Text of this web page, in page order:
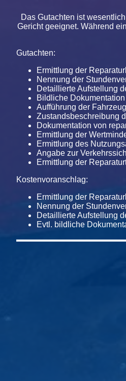
Das Gutachten ist
Gericht geeignet. Während
Gutachten:
Ermittlung der
Nennung der
Detaillierte Aufstellung
Bildliche
Aufführung der
Zustandsbeschreibung
Dokumentation von
Ermittlung der
Ermittlung des
Angabe zur
Ermittlung der
Kostenvoranschlag:
Ermittlung der
Nennung der
Detaillierte Aufstellung
Evtl. bildliche